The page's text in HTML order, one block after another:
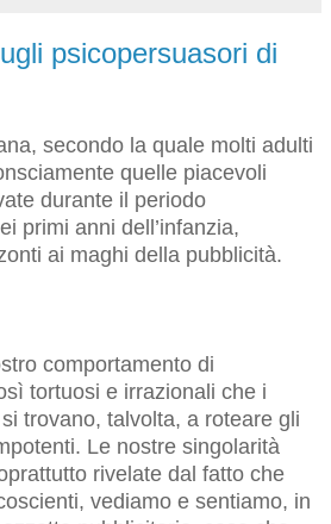
psicopersuasori di
secondo la quale molti adulti
quelle piacevoli
durante il periodo
primi anni dell’infanzia,
ai maghi della pubblicità.
comportamento di
tortuosi e irrazionali che i
trovano, talvolta, a roteare gli
Le nostre singolarità
rivelate dal fatto che
vediamo e sentiamo, in